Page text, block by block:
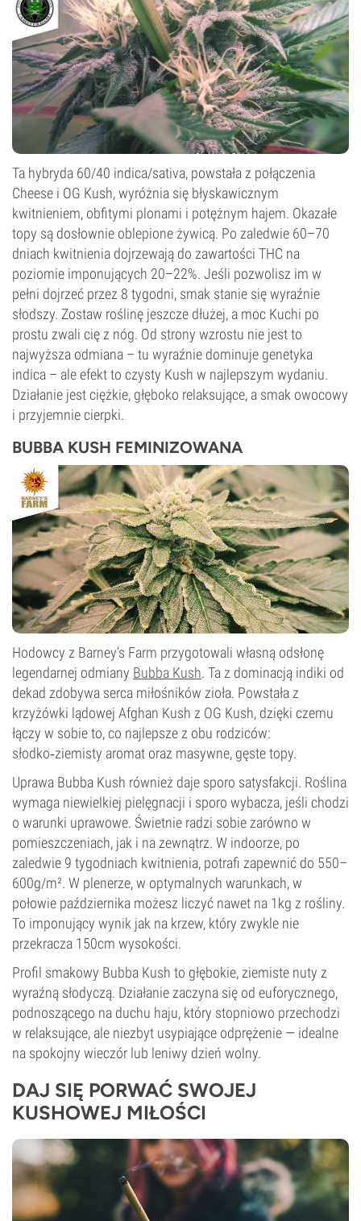
Typ kwitnienia
Fotoperiod
Ta hybryda 60/40 indica/sativa, powstała z połączenia
Cheese i OG Kush, wyróżnia się błyskawicznym
kwitnieniem, obfitymi plonami i potężnym hajem. Okazałe
topy są dosłownie oblepione żywicą. Po zaledwie 60–70
dniach kwitnienia dojrzewają do zawartości THC na
poziomie imponujących 20–22%. Jeśli pozwolisz im w
pełni dojrzeć przez 8 tygodni, smak stanie się wyraźnie
słodszy. Zostaw roślinę jeszcze dłużej, a moc Kuchi po
prostu zwali cię z nóg. Od strony wzrostu nie jest to
najwyższa odmiana – tu wyraźnie dominuje genetyka
indica – ale efekt to czysty Kush w najlepszym wydaniu.
Działanie jest ciężkie, głęboko relaksujące, a smak owocowy
i przyjemnie cierpki.
BUBBA KUSH FEMINIZOWANA
Hodowcy z Barney’s Farm przygotowali własną odsłonę
legendarnej odmiany Bubba Kush. Ta z dominacją indiki od
dekad zdobywa serca miłośników zioła. Powstała z
krzyżówki lądowej Afghan Kush z OG Kush, dzięki czemu
łączy w sobie to, co najlepsze z obu rodziców:
słodko‑ziemisty aromat oraz masywne, gęste topy.
Uprawa Bubba Kush również daje sporo satysfakcji. Roślina
wymaga niewielkiej pielęgnacji i sporo wybacza, jeśli chodzi
o warunki uprawowe. Świetnie radzi sobie zarówno w
pomieszczeniach, jak i na zewnątrz. W indoorze, po
zaledwie 9 tygodniach kwitnienia, potrafi zapewnić do 550–
600g/m². W plenerze, w optymalnych warunkach, w
połowie października możesz liczyć nawet na 1kg z rośliny.
To imponujący wynik jak na krzew, który zwykle nie
przekracza 150cm wysokości.
Profil smakowy Bubba Kush to głębokie, ziemiste nuty z
wyraźną słodyczą. Działanie zaczyna się od euforycznego,
podnoszącego na duchu haju, który stopniowo przechodzi
w relaksujące, ale niezbyt usypiające odprężenie — idealne
na spokojny wieczór lub leniwy dzień wolny.
DAJ SIĘ PORWAĆ SWOJEJ
KUSHOWEJ MIŁOŚCI